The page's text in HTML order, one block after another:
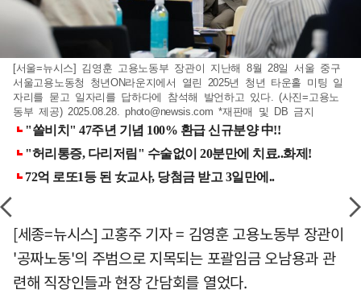
[서울=뉴시스] 김영훈 고용노동부 장관이 지난해 8월 28일 서울 중구
서울고용노동청 청년ON라운지에서 열린 2025년 청년 타운홀 미팅 일
자리를 묻고 일자리를 답하다에 참석해 발언하고 있다. (사진=고용노
동부 제공) 2025.08.28.photo@newsis.com *재판매 및 DB 금지
[세종=뉴시스] 고홍주 기자 = 김영훈 고용노동부 장관이
'공짜노동'의 주범으로 지목되는 포괄임금 오남용과 관
련해 직장인들과 현장 간담회를 열었다.